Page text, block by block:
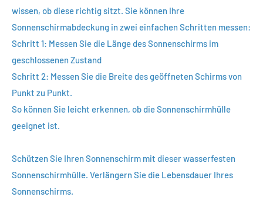
wissen, ob diese richtig sitzt. Sie können Ihre
Sonnenschirmabdeckung in zwei einfachen Schritten messen:
Schritt 1: Messen Sie die Länge des Sonnenschirms im
geschlossenen Zustand
Schritt 2: Messen Sie die Breite des geöffneten Schirms von
Punkt zu Punkt.
So können Sie leicht erkennen, ob die Sonnenschirmhülle
geeignet ist.
Schützen Sie Ihren Sonnenschirm mit dieser wasserfesten
Sonnenschirmhülle. Verlängern Sie die Lebensdauer Ihres
Sonnenschirms.